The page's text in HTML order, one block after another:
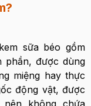
sữa béo gồm
phần, được dùng
miệng hay thực
động vật, được
không chứa